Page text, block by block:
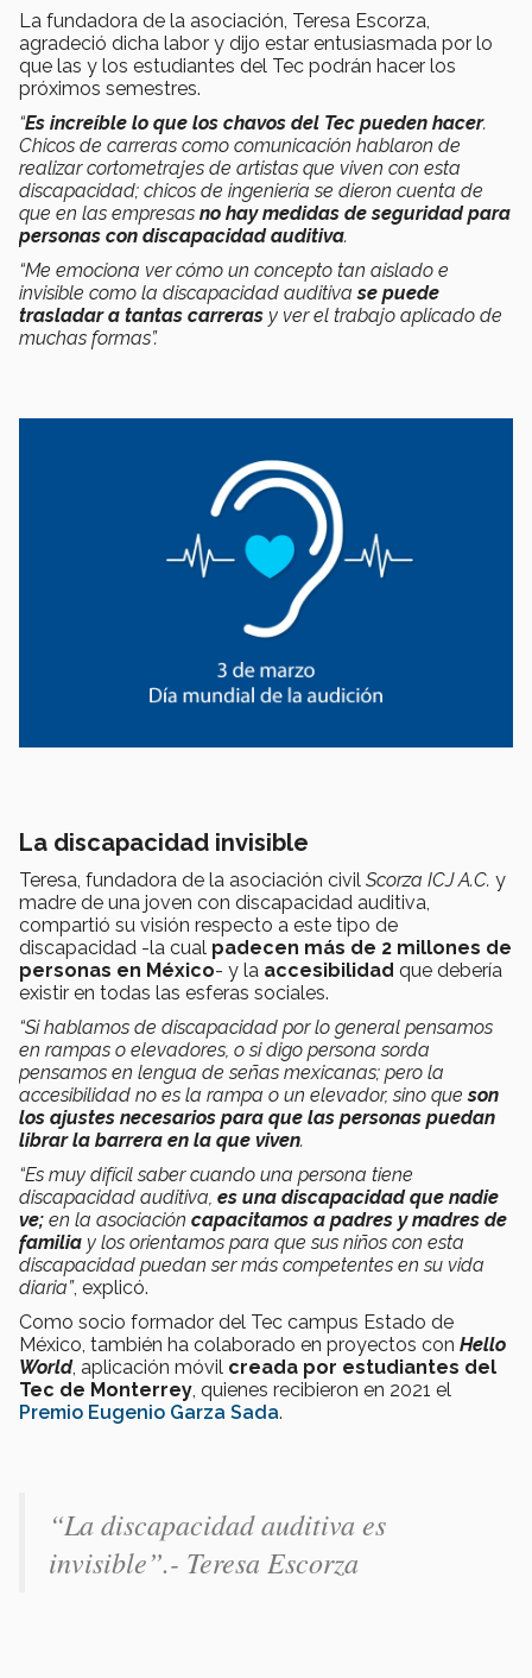
La fundadora de la asociación, Teresa Escorza,
agradeció dicha labor y dijo estar entusiasmada por lo
que las y los estudiantes del Tec podrán hacer los
próximos semestres.
“Es increíble lo que los chavos del Tec pueden hacer.
Chicos de carreras como comunicación hablaron de
realizar cortometrajes de artistas que viven con esta
discapacidad; chicos de ingeniería se dieron cuenta de
que en las empresas no hay medidas de seguridad para
personas con discapacidad auditiva.
“Me emociona ver cómo un concepto tan aislado e
invisible como la discapacidad auditivase puede
trasladar a tantas carreras y ver el trabajo aplicado de
muchas formas”.
La discapacidad invisible
Teresa, fundadora de la asociación civil Scorza ICJ A.C. y
madre de una joven con discapacidad auditiva,
compartió su visión respecto a este tipo de
discapacidad -la cual padecen más de 2 millones de
personas en México- y la accesibilidad que debería
existir en todas las esferas sociales.
“Si hablamos de discapacidad por lo general pensamos
en rampas o elevadores, o si digo persona sorda
pensamos en lengua de señas mexicanas; pero la
accesibilidad no es la rampa o un elevador, sino queson
los ajustes necesarios para que las personas puedan
librar la barrera en la que viven.
“Es muy difícil saber cuando una persona tiene
discapacidad auditiva, es una discapacidad que nadie
ve; en la asociación capacitamos a padres y madres de
familia y los orientamos para que sus niños con esta
discapacidad puedan ser más competentes en su vida
diaria”, explicó.
Como socio formador del Tec campus Estado de
México, también ha colaborado en proyectos con Hello
World, aplicación móvil creada por estudiantes del
Tec de Monterrey, quienes recibieron en 2021 el
Premio Eugenio Garza Sada.
“La discapacidad auditiva es
invisible”.- Teresa Escorza